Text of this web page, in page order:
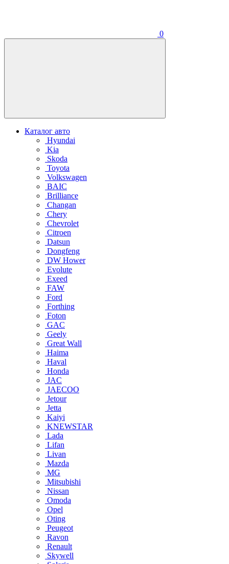
0
Каталог авто
Hyundai
Kia
Skoda
Toyota
Volkswagen
BAIC
Brilliance
Changan
Chery
Chevrolet
Citroen
Datsun
Dongfeng
DW Hower
Evolute
Exeed
FAW
Ford
Forthing
Foton
GAC
Geely
Great Wall
Haima
Haval
Honda
JAC
JAECOO
Jetour
Jetta
Kaiyi
KNEWSTAR
Lada
Lifan
Livan
Mazda
MG
Mitsubishi
Nissan
Omoda
Opel
Oting
Peugeot
Ravon
Renault
Skywell